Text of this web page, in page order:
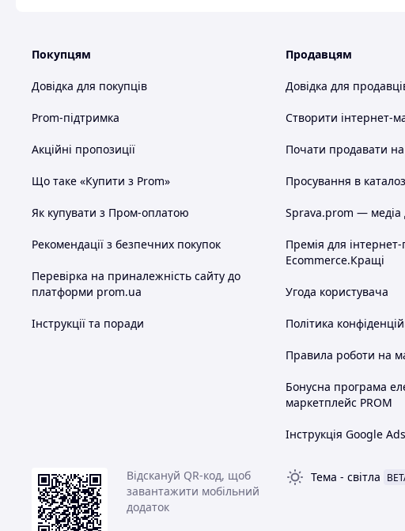
Покупцям
Довідка для покупців
Prom-підтримка
Акційні пропозиції
Що таке «Купити з Prom»
Як купувати з Пром-оплатою
Рекомендації з безпечних покупок
Перевірка на приналежність сайту до
платформи prom.ua
Інструкції та поради
Продавцям
Довідка для
Створити інтернет-
Почати продавати
Просування в
Sprava.prom — медіа
Премія для
Ecommerce.Кращі
Угода користувача
Політика
Правила роботи на
Бонусна програма
маркетплейс PROM
Інструкція Google Ads
Відскануй QR-код, щоб
завантажити мобільний
додаток
Тема - світла